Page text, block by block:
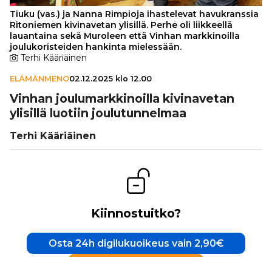
Tiuku (vas.) ja Nanna Rimpioja ihastelevat havukranssia
Ritoniemen kivinavetan ylisillä. Perhe oli liikkeellä
lauantaina sekä Muroleen että Vinhan markkinoilla
joulukoristeiden hankinta mielessään.
Terhi Kääriäinen
ELÄMÄNMENO02.12.2025 klo 12.00
Vinhan jou­lu­mark­ki­noilla kivi­na­ve­tan
ylisillä luotiin jou­lu­tun­nel­maa
Terhi Kääriäinen
Kiinnostuitko?
Osta 24h digilukuoikeus vain 2,90€